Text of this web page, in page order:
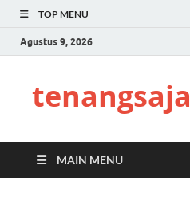
TOP MENU
Agustus 9, 2026
tenangsaja
MAIN MENU